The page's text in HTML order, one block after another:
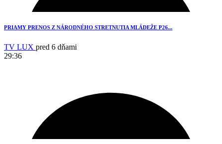
PRIAMY PRENOS Z NÁRODNÉHO STRETNUTIA MLÁDEŽE P26...
TV LUX pred 6 dňami
29:36